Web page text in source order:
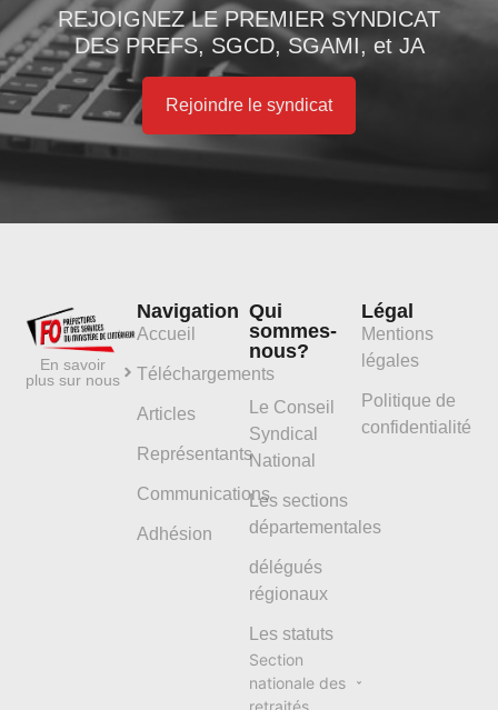
REJOIGNEZ LE PREMIER SYNDICAT
DES PREFS, SGCD, SGAMI, et JA
Rejoindre le syndicat
En savoir
plus sur nous
Navigation
Accueil
Téléchargements
Articles
Représentants
Communications
Adhésion
Qui
sommes-
nous?
Le Conseil
Syndical
National
Les sections
départementales
délégués
régionaux
Les statuts
Section
nationale des
retraités
Légal
Mentions
légales
Politique de
confidentialité